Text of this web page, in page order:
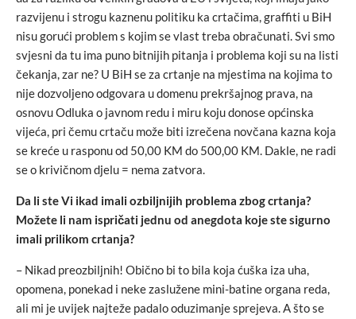
razvijenu i strogu kaznenu politiku ka crtačima, graffiti u BiH
nisu gorući problem s kojim se vlast treba obračunati. Svi smo
svjesni da tu ima puno bitnijih pitanja i problema koji su na listi
čekanja, zar ne? U BiH se za crtanje na mjestima na kojima to
nije dozvoljeno odgovara u domenu prekršajnog prava, na
osnovu Odluka o javnom redu i miru koju donose općinska
vijeća, pri čemu crtaču može biti izrečena novčana kazna koja
se kreće u rasponu od 50,00 KM do 500,00 KM. Dakle, ne radi
se o krivičnom djelu = nema zatvora.
Da li ste Vi ikad imali ozbiljnijih problema zbog crtanja?
Možete li nam ispričati jednu od anegdota koje ste sigurno
imali prilikom crtanja?
– Nikad preozbiljnih! Obično bi to bila koja ćuška iza uha,
opomena, ponekad i neke zaslužene mini-batine organa reda,
ali mi je uvijek najteže padalo oduzimanje sprejeva. A što se